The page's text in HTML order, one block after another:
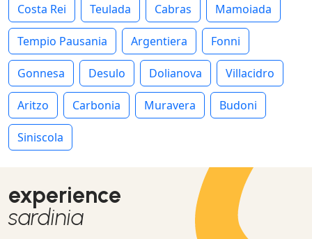
Costa Rei Teulada Cabras Mamoiada
Tempio Pausania Argentiera Fonni
Gonnesa Desulo Dolianova Villacidro
Aritzo Carbonia Muravera Budoni
Siniscola
experience
sardinia